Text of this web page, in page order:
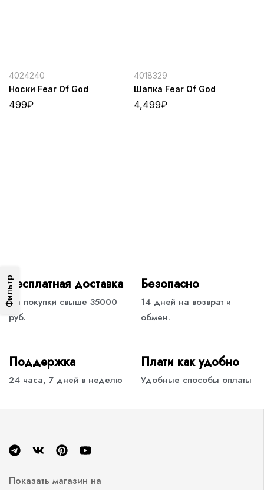
Фильтр
4024240
Носки Fear Of God
499₽
4018329
Шапка Fear Of God
4,499₽
Бесплатная доставка
На покупки свыше 35000
руб.
Безопасно
14 дней на возврат и
обмен.
Поддержка
24 часа, 7 дней в неделю
Плати как удобно
Удобные способы оплаты
Показать магазин на